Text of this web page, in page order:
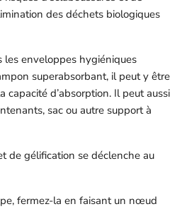
des déchets biologiques
les enveloppes hygiéniques
superabsorbant, il peut y être
capacité d’absorption. Il peut aussi
sac ou autre support à
de gélification se déclenche au
fermez-la en faisant un nœud